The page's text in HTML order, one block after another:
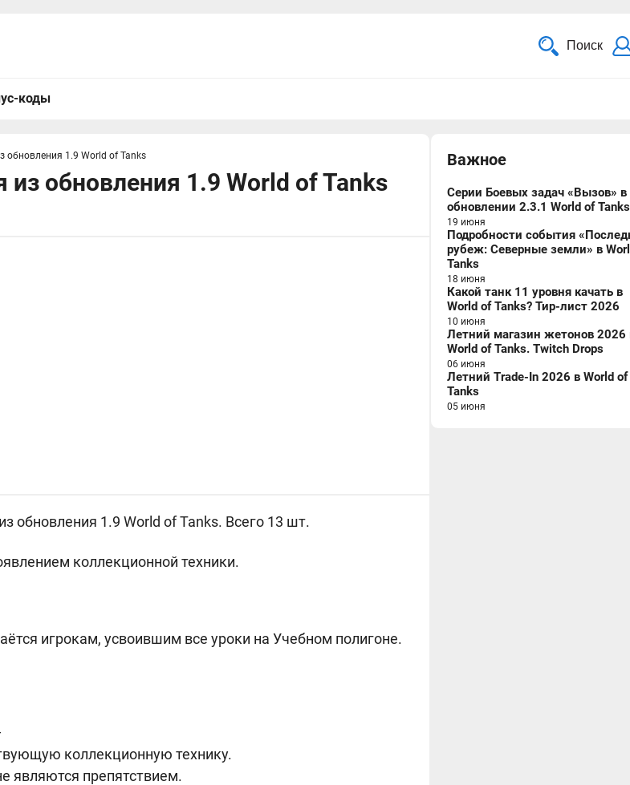
Поиск
коды
обновления 1.9 World of Tanks
обновления 1.9 World of Tanks
обновления 1.9 World of Tanks. Всего 13 шт.
коллекционной техники.
игрокам, усвоившим все уроки на Учебном полигоне.
коллекционную технику.
являются препятствием.
Важное
Серии Боевых задач «Вызов» в
обновлении 2.3.1 World of Tanks
19 июня
Подробности события
рубеж: Северные земли» в
Tanks
18 июня
Какой танк 11 уровня качать в
World of Tanks? Тир-лист 2026
10 июня
Летний магазин жетонов 2026
World of Tanks. Twitch Drops
06 июня
Летний Trade-In 2026 в World of
Tanks
05 июня